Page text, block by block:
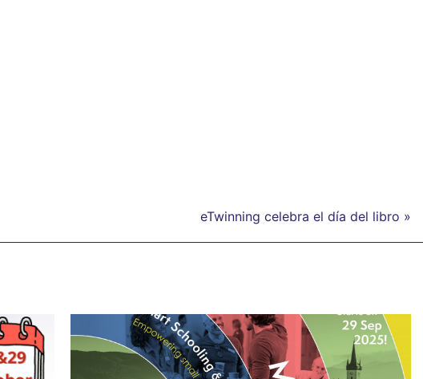
eTwinning celebra el día del libro »